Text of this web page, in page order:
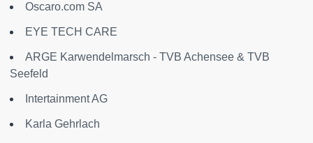
Oscaro.com SA
EYE TECH CARE
ARGE Karwendelmarsch - TVB Achensee & TVB
Seefeld
Intertainment AG
Karla Gehrlach